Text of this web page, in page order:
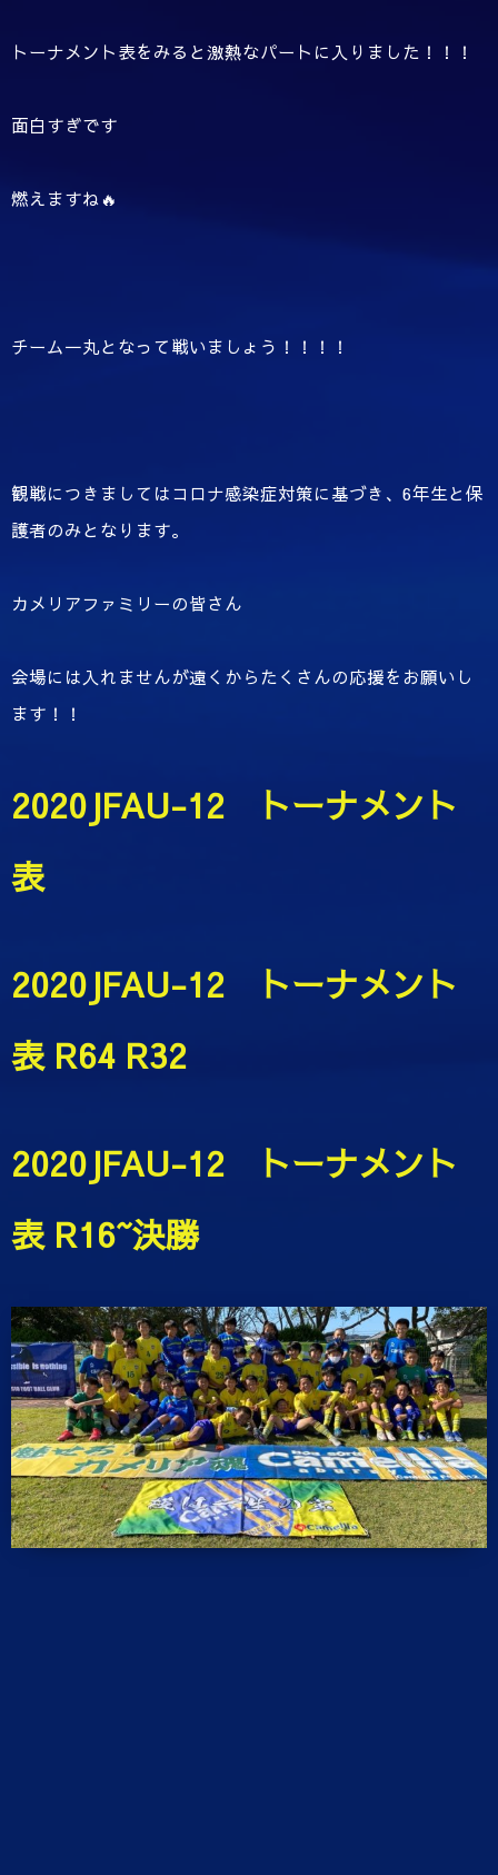
トーナメント表をみると激熱なパートに入りました！！！
面白すぎです
燃えますね🔥
チーム一丸となって戦いましょう！！！！
観戦につきましてはコロナ感染症対策に基づき、6年生と保
護者のみとなります。
カメリアファミリーの皆さん
会場には入れませんが遠くからたくさんの応援をお願いし
ます！！
2020JFAU-12 トーナメント
表
2020JFAU-12 トーナメント
表 R64 R32
2020JFAU-12 トーナメント
表 R16~決勝